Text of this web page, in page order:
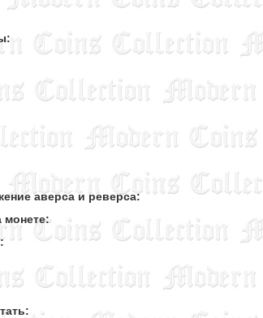
аверса и реверса:
монете: